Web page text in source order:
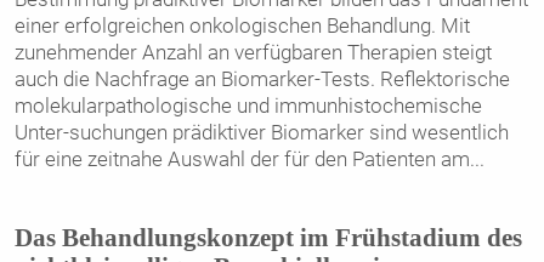
einer erfolgreichen onkologischen Behandlung. Mit
zunehmender Anzahl an verfügbaren Therapien steigt
auch die Nachfrage an Biomarker-Tests. Reflektorische
molekularpathologische und immunhistochemische
Unter-suchungen prädiktiver Biomarker sind wesentlich
für eine zeitnahe Auswahl der für den Patienten am...
Das Behandlungskonzept im Frühstadium des